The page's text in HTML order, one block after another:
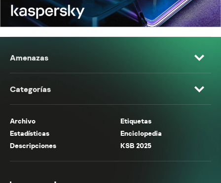
Amenazas
Categorías
Archivo
Etiquetas
Estadísticas
Enciclopedia
Descripciones
KSB 2025